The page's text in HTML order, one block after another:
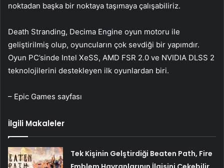
noktadan başka bir noktaya taşımaya çalışabiliriz.
Death Stranding, Decima Engine oyun motoru ile
geliştirilmiş olup, oyuncuların çok sevdiği bir yapımdır.
Oyun PC’sinde Intel XeSS, AMD FSR 2.0 ve NVIDIA DLSS 2
teknolojilerini destekleyen ilk oyunlardan biri.
– Epic Games sayfası
İlgili Makaleler
Tek Kişinin Gelştirdiği Beaten Path, Fire